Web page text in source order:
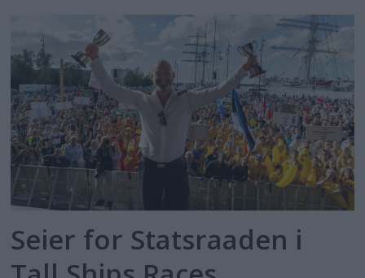
Seier for Statsraaden i